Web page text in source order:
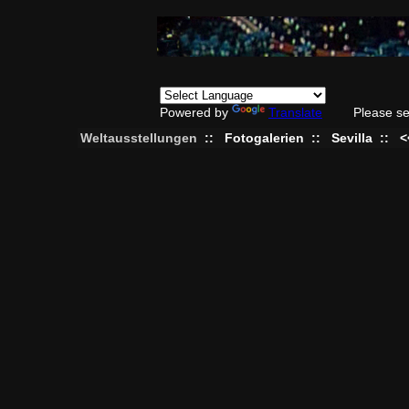
Powered by Translate
Please
Weltausstellungen
:: Fotogalerien :: Sevilla ::